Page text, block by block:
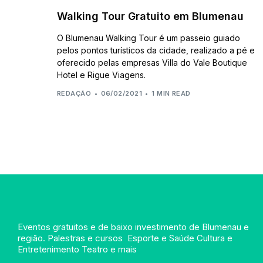
Walking Tour Gratuito em Blumenau
O Blumenau Walking Tour é um passeio guiado
pelos pontos turísticos da cidade, realizado a pé e
oferecido pelas empresas Villa do Vale Boutique
Hotel e Rigue Viagens.
REDAÇÃO 06/02/2021 1 MIN READ
Eventos gratuitos e de baixo investimento de Blumenau e
região. Palestras e cursos Esporte e Saúde Cultura e
Entretenimento Teatro e mais